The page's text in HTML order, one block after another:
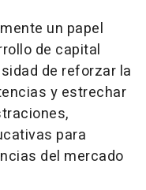
un papel
de capital
de reforzar la
y estrechar
para
del mercado